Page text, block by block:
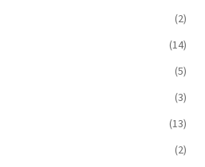
(2)
(14)
(5)
(3)
(13)
(2)